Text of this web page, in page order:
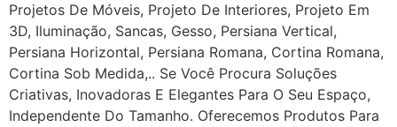
Projetos De Móveis, Projeto De Interiores, Projeto Em
3D, Iluminação, Sancas, Gesso, Persiana Vertical,
Persiana Horizontal, Persiana Romana, Cortina Romana,
Cortina Sob Medida,.. Se Você Procura Soluções
Criativas, Inovadoras E Elegantes Para O Seu Espaço,
Independente Do Tamanho. Oferecemos Produtos Para